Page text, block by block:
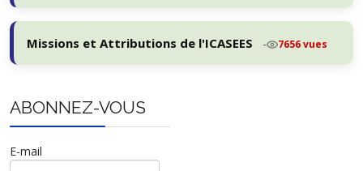
Missions et Attributions de l'ICASEES - 7656 vues
ABONNEZ-VOUS
E-mail